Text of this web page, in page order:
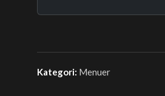
Kategori: Menuer